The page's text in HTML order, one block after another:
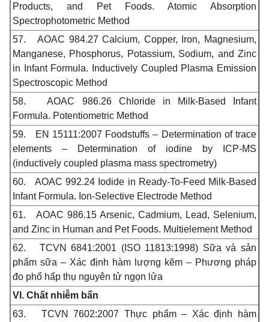
Products, and Pet Foods. Atomic Absorption
Spectrophotometric Method
57.
AOAC 984.27 Calcium, Copper, Iron, Magnesium,
Manganese, Phosphorus, Potassium, Sodium, and Zinc
in Infant Formula. Inductively Coupled Plasma Emission
Spectroscopic Method
58.
AOAC 986.26 Chloride in Milk-Based Infant
Formula. Potentiometric Method
59.
EN 15111:2007 Foodstuffs – Determination of trace
elements – Determination of iodine by ICP-MS
(inductively coupled plasma mass spectrometry)
60.
AOAC 992.24 Iodide in Ready-To-Feed Milk-Based
Infant Formula. Ion-Selective Electrode Method
61.
AOAC 986.15 Arsenic, Cadmium, Lead, Selenium,
and Zinc in Human and Pet Foods. Multielement Method
62.
TCVN 6841:2001 (ISO 11813:1998) Sữa và sản
phẩm sữa – Xác định hàm lượng kẽm – Phương pháp
đo phổ hấp thụ nguyên tử ngọn lửa
VI. Chất nhiễm bẩn
63.
TCVN 7602:2007 Thực phẩm – Xác định hàm